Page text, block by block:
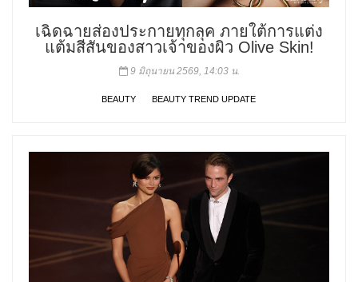
เฉิดฉายส่องประกายทุกลุค ภายใต้การแต่ง
แต้มสีสันของสาวเจ้าของผิว Olive Skin!
9 มิถุนายน 2569, 14:03 น.
BEAUTY BEAUTY TREND UPDATE